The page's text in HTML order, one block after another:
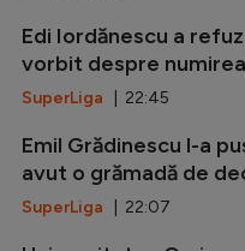
Edi Iordănescu a
vorbit despre
SuperLiga | 22:45
Emil Grădinescu l-a
avut o grămadă de
SuperLiga | 22:07